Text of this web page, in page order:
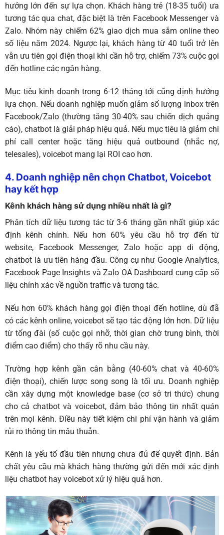
hưởng lớn đến sự lựa chọn. Khách hàng trẻ (18-35 tuổi) ưa
tương tác qua chat, đặc biệt là trên Facebook Messenger và
Zalo. Nhóm này chiếm 62% giao dịch mua sắm online theo
số liệu năm 2024. Ngược lại, khách hàng từ 40 tuổi trở lên
vẫn ưu tiên gọi điện thoại khi cần hỗ trợ, chiếm 73% cuộc gọi
đến hotline các ngân hàng.
Mục tiêu kinh doanh trong 6-12 tháng tới cũng định hướng
lựa chọn. Nếu doanh nghiệp muốn giảm số lượng inbox trên
Facebook/Zalo (thường tăng 30-40% sau chiến dịch quảng
cáo), chatbot là giải pháp hiệu quả. Nếu mục tiêu là giảm chi
phí call center hoặc tăng hiệu quả outbound (nhắc nợ,
telesales), voicebot mang lại ROI cao hơn.
4. Doanh nghiệp nên chọn Chatbot, Voicebot
hay kết hợp
Kênh khách hàng sử dụng nhiều nhất là gì?
Phân tích dữ liệu tương tác từ 3-6 tháng gần nhất giúp xác
định kênh chính. Nếu hơn 60% yêu cầu hỗ trợ đến từ
website, Facebook Messenger, Zalo hoặc app di động,
chatbot là ưu tiên hàng đầu. Công cụ như Google Analytics,
Facebook Page Insights và Zalo OA Dashboard cung cấp số
liệu chính xác về nguồn traffic và tương tác.
Nếu hơn 60% khách hàng gọi điện thoại đến hotline, dù đã
có các kênh online, voicebot sẽ tạo tác động lớn hơn. Dữ liệu
từ tổng đài (số cuộc gọi nhỡ, thời gian chờ trung bình, thời
điểm cao điểm) cho thấy rõ nhu cầu này.
Trường hợp kênh gần cân bằng (40-60% chat và 40-60%
điện thoại), chiến lược song song là tối ưu. Doanh nghiệp
cần xây dựng một knowledge base (cơ sở tri thức) chung
cho cả chatbot và voicebot, đảm bảo thông tin nhất quán
trên mọi kênh. Điều này tiết kiệm chi phí vận hành và giảm
rủi ro thông tin mâu thuẫn.
Kênh là yếu tố đầu tiên nhưng chưa đủ để quyết định. Bản
chất yêu cầu mà khách hàng thường gửi đến mới xác định
liệu chatbot hay voicebot xử lý hiệu quả hơn.